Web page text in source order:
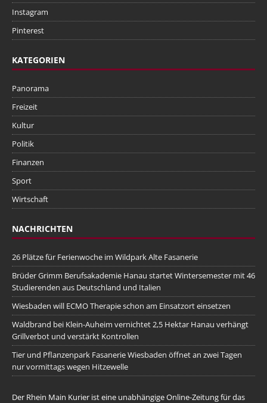
Instagram
Pinterest
KATEGORIEN
Panorama
Freizeit
Kultur
Politik
Finanzen
Sport
Wirtschaft
NACHRICHTEN
26 Plätze für Ferienwoche im Wildpark Alte Fasanerie
Brüder Grimm Berufsakademie Hanau startet Wintersemester mit 46
Studierenden aus Deutschland und Italien
Wiesbaden will ECMO Therapie schon am Einsatzort einsetzen
Waldbrand bei Klein-Auheim vernichtet 2,5 Hektar Hanau verhängt
Grillverbot und verstärkt Kontrollen
Tier und Pflanzenpark Fasanerie Wiesbaden öffnet an zwei Tagen
nur vormittags wegen Hitzewelle
Der Rhein Main Kurier ist eine unabhängige Online-Zeitung für das